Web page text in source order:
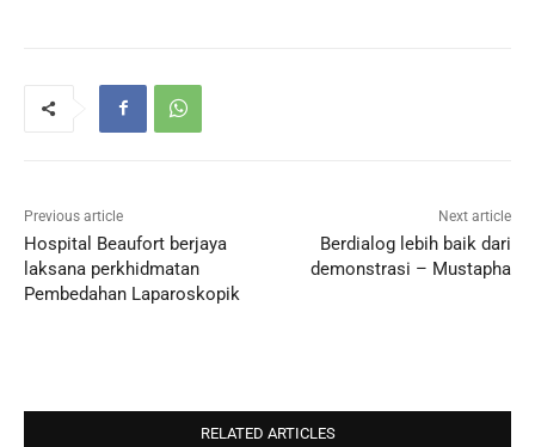
Previous article
Hospital Beaufort berjaya
laksana perkhidmatan
Pembedahan Laparoskopik
Next article
Berdialog lebih baik dari
demonstrasi – Mustapha
RELATED ARTICLES